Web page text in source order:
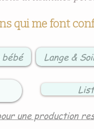
qui me font
bébé Lange &
une production